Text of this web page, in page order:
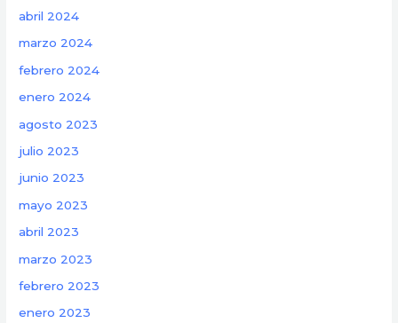
abril 2024
marzo 2024
febrero 2024
enero 2024
agosto 2023
julio 2023
junio 2023
mayo 2023
abril 2023
marzo 2023
febrero 2023
enero 2023